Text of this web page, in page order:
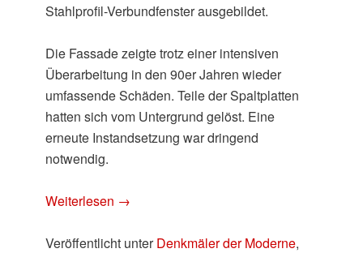
Stahlprofil-Verbundfenster ausgebildet.
Die Fassade zeigte trotz einer intensiven
Überarbeitung in den 90er Jahren wieder
umfassende Schäden. Teile der Spaltplatten
hatten sich vom Untergrund gelöst. Eine
erneute Instandsetzung war dringend
notwendig.
Weiterlesen →
Veröffentlicht unter Denkmäler der Moderne,